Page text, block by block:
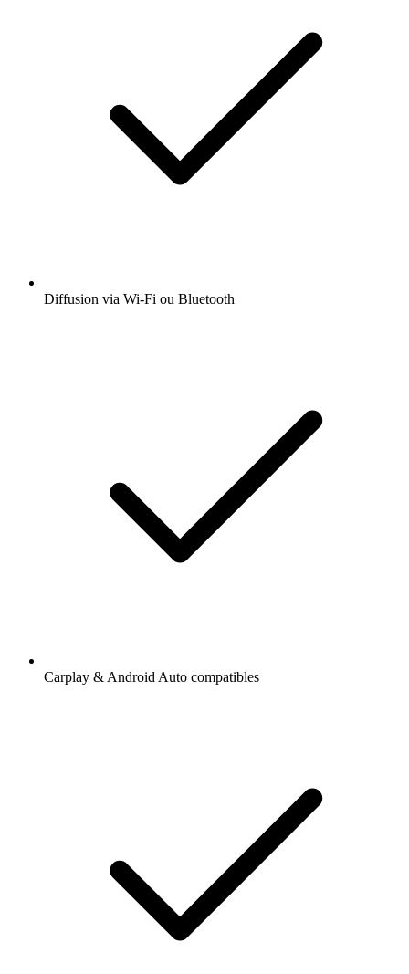
Diffusion via Wi-Fi ou Bluetooth
Carplay & Android Auto compatibles